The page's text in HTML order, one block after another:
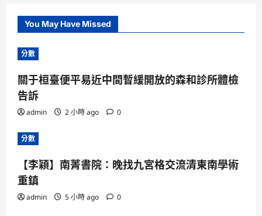
You May Have Missed
分數
關于桓臺便平易近中間暫緩開放的森和診所體檢
告訴
admin 2 小時 ago 0
分數
【李穎】南菁書院：晚找九宮格交流清東南學術
重鎮
admin 5 小時 ago 0